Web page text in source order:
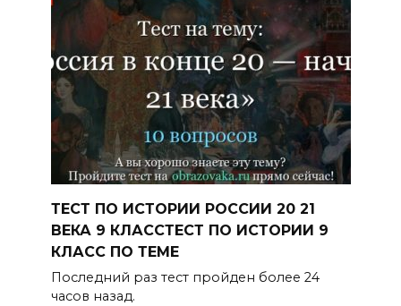
ТЕСТ ПО ИСТОРИИ РОССИИ 20 21
ВЕКА 9 КЛАССТЕСТ ПО ИСТОРИИ 9
КЛАСС ПО ТЕМЕ
Последний раз тест пройден более 24
часов назад.